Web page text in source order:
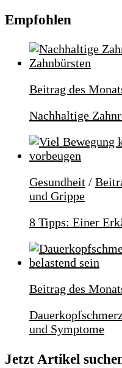
Empfohlen
Beitrag des
Nachhaltige
Gesundheit /
und Grippe
8 Tipps: Einer
Beitrag des
und Symptome
Jetzt Artikel